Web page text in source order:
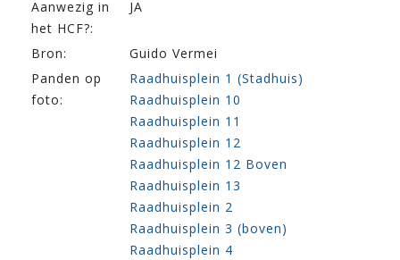
Aanwezig in
het HCF?:
JA
Bron:
Guido Vermei
Panden op
foto:
Raadhuisplein 1 (Stadhuis)
Raadhuisplein 10
Raadhuisplein 11
Raadhuisplein 12
Raadhuisplein 12 Boven
Raadhuisplein 13
Raadhuisplein 2
Raadhuisplein 3 (boven)
Raadhuisplein 4